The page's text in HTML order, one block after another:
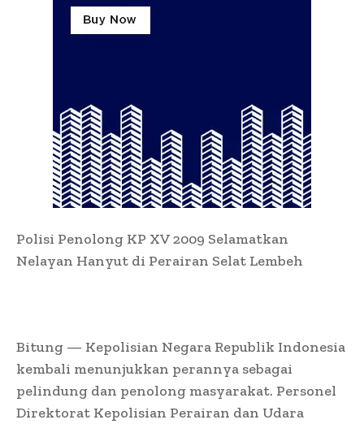
Polisi Penolong KP XV 2009 Selamatkan
Nelayan Hanyut di Perairan Selat Lembeh
Bitung — Kepolisian Negara Republik Indonesia
kembali menunjukkan perannya sebagai
pelindung dan penolong masyarakat. Personel
Direktorat Kepolisian Perairan dan Udara